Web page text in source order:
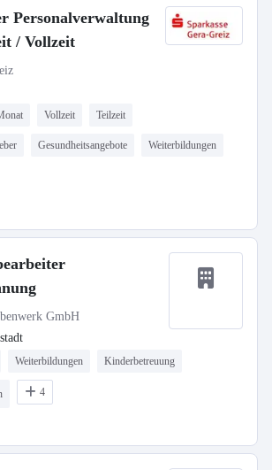
Personalverwaltung
/ Vollzeit
Vollzeit Teilzeit
Gesundheitsangebote Weiterbildungen
GmbH
Weiterbildungen Kinderbetreuung
4